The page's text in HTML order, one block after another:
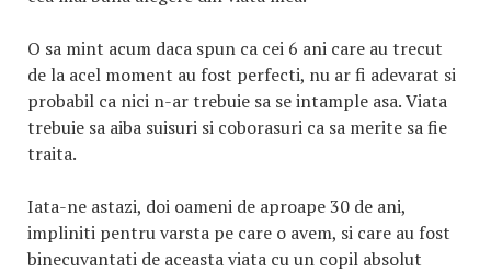
O sa mint acum daca spun ca cei 6 ani care au trecut
de la acel moment au fost perfecti, nu ar fi adevarat si
probabil ca nici n-ar trebuie sa se intample asa. Viata
trebuie sa aiba suisuri si coborasuri ca sa merite sa fie
traita.
Iata-ne astazi, doi oameni de aproape 30 de ani,
impliniti pentru varsta pe care o avem, si care au fost
binecuvantati de aceasta viata cu un copil absolut